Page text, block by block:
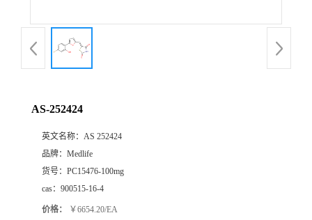
AS-252424
英文名称： AS 252424
品牌： Medlife
货号： PC15476-100mg
cas： 900515-16-4
价格： ￥6654.20/EA